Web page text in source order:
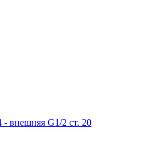
- внешняя G1/2 ст. 20